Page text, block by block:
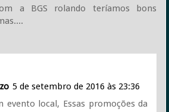
a BGS rolando teríamos bons
5 de setembro de 2016 às 23:36
evento local, Essas promoções da